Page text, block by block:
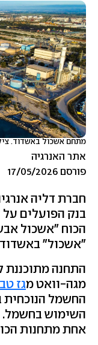
מתחם אשכול באשדוד.
אתר האנרגיה
פורסם 17/05/2026
חברת דליה
בנק הפועלים
הכוח "אשכול
"אשכול"
מגה-וואט מגז
החשמל הנוכחית
השימוש בחשמל.
אחת מתחנות